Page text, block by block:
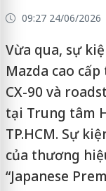
09:27 24/06/2026
Vừa qua, sự
Mazda cao
CX-90 và
tại Trung tâm
TP.HCM. Sự
của thương
“Japanese